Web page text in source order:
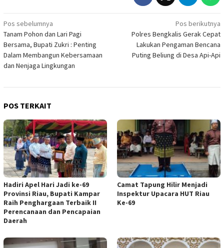
Navigasi
pos
Pos sebelumnya
Tanam Pohon dan Lari Pagi
Bersama, Bupati Zukri : Penting
Dalam Membangun Kebersamaan
dan Nenjaga Lingkungan
Pos berikutnya
Polres Bengkalis Gerak Cepat
Lakukan Pengaman Bencana
Puting Beliung di Desa Api-Api
POS TERKAIT
Hadiri Apel Hari Jadi ke-69
Provinsi Riau, Bupati Kampar
Raih Penghargaan Terbaik II
Perencanaan dan Pencapaian
Daerah
Camat Tapung Hilir Menjadi
Inspektur Upacara HUT Riau
Ke-69